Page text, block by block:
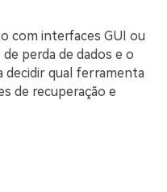
com interfaces GUI ou
perda de dados e o
decidir qual ferramenta
de recuperação e